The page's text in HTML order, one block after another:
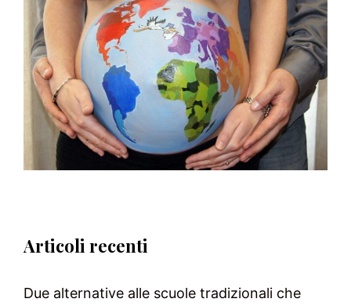
Articoli recenti
Due alternative alle scuole tradizionali che